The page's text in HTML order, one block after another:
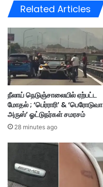
க
ளு
கு
R
M
1
0
0
பு
த்
த
ச்
ன்
க்
கே
ட்
வெ
டி
த்
த
து
Related Articles
நீலாய் நெடுஞ்சாலையில் ஏற்பட்ட
மோதல் ; ‘பெர்ராரி’ & ‘பெரோடுவா
அருஸ்’ ஓட்டுநர்கள் சமரசம்
28 minutes ago